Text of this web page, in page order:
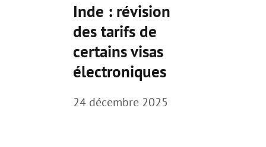
Inde : révision
des tarifs de
certains visas
électroniques
24 décembre 2025